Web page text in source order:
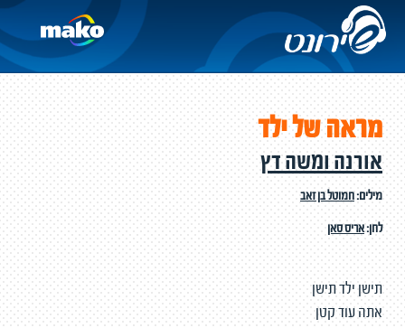
מראה של ילד
אורנה ומשה דץ
מילים:חמוטל בן זאב
לחן:אריס סאן
תישן ילד תישן
אתה עוד קטן